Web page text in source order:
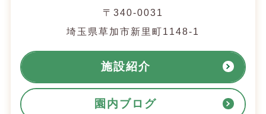
〒340-0031
埼玉県草加市新里町1148-1
施設紹介
園内ブログ